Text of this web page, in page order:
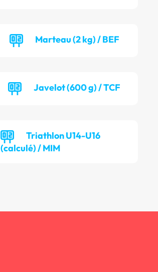
Marteau (2 kg) / BEF
Javelot (600 g) / TCF
Triathlon U14-U16
(calculé) / MIM